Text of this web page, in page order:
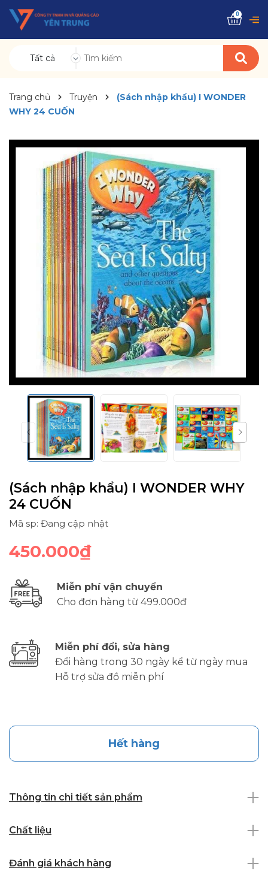
Tất cả
0
Trang chủ Truyện
(Sách nhập khẩu) I WONDER
WHY 24 CUỐN
(Sách nhập khẩu) I WONDER WHY
24 CUỐN
Mã sp: Đang cập nhật
450.000₫
Miễn phí vận chuyển
Cho đơn hàng từ 499.000đ
Miễn phí đổi, sửa hàng
Đổi hàng trong 30 ngày kể từ ngày mua
Hỗ trợ sửa đồ miễn phí
Hết hàng
Thông tin chi tiết sản phẩm
Chất liệu
Đánh giá khách hàng